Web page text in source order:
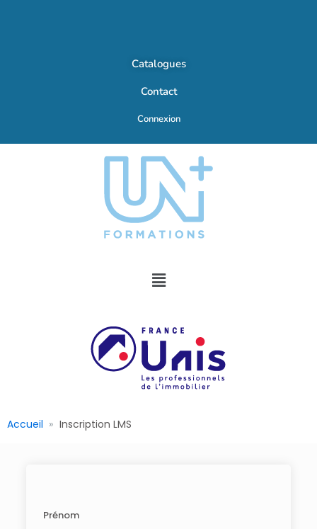
Catalogues
Contact
Connexion
Accueil Inscription LMS
Prénom